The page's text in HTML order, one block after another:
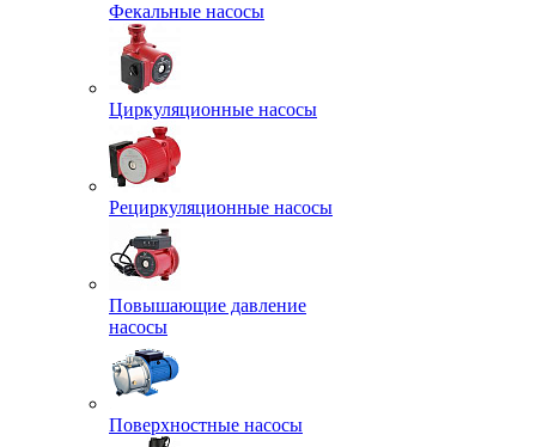
Фекальные насосы
Циркуляционные насосы
Рециркуляционные насосы
Повышающие давление
насосы
Поверхностные насосы